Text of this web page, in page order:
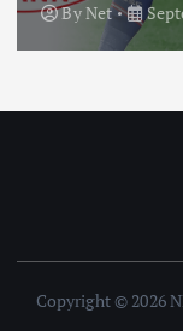
ByNet
Copyright © 2026